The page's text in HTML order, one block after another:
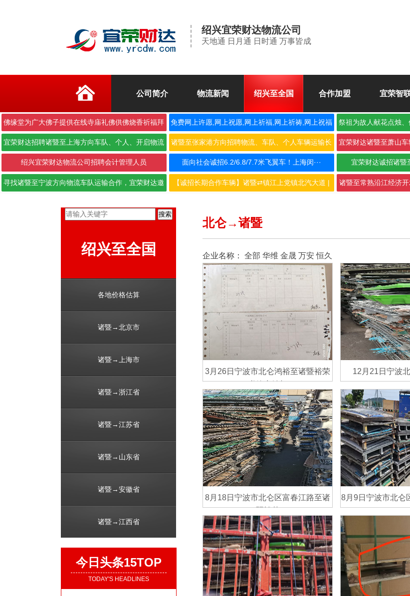
绍兴宜荣财达物流公司
天地通 日月通 日时通 万事皆成
公司简介 物流新闻 绍兴至全国 合作加盟 宜荣智
佛缘堂为广大佛子提供在线寺庙礼佛供佛烧香祈福拜
佛
免费网上许愿,网上祝愿,网上祈福,网上祈祷,网上祝福 祭祖为故人献花点烛
宜荣财达招聘诸暨至上海方向车队、个人、开启物流
合作···
诸暨至张家港方向招聘物流、车队、个人车辆运输长
期合···
宜荣财达诸暨至萧山
绍兴宜荣财达物流公司招聘会计管理人员 面向社会诚招6.2/6.8/7.7米飞翼车！上海闵··· 宜荣财达诚招诸暨
寻找诸暨至宁波方向物流车队运输合作，宜荣财达邀 【诚招长期合作车辆】诸暨⇄镇江上党镇北汽大道 | 诸暨至常熟沿江经济
搜索
绍兴至全国
各地价格估算
诸暨→北京市
诸暨→上海市
诸暨→浙江省
诸暨→江苏省
诸暨→山东省
诸暨→安徽省
诸暨→江西省
今日头条15TOP
TODAY'S HEADLINES
北仑→诸暨
企业名称： 全部 华维 金晟 万安 恒久
3月26日宁波市北仑鸿裕至诸暨裕荣
弹簧空铁框
了解详情>>
12月21日宁波
8月18日宁波市北仑区富春江路至诸
暨裕荣
了解详情>>
8月9日宁波市北仑